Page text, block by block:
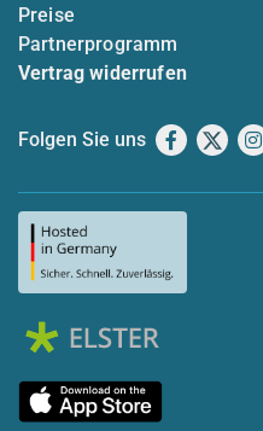
Preise
Partnerprogramm
Vertrag widerrufen
Folgen Sie uns Facebook
X